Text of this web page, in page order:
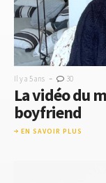
Il y a 5 ans - 30
La vidéo du
boyfriend
EN SAVOIR PLUS